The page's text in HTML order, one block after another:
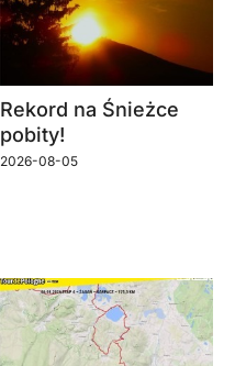
Rekord na Śnieżce
pobity!
2026-08-05